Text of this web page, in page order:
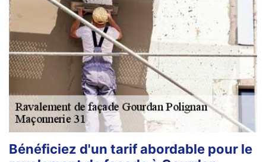
Bénéficiez d'un tarif abordable pour le